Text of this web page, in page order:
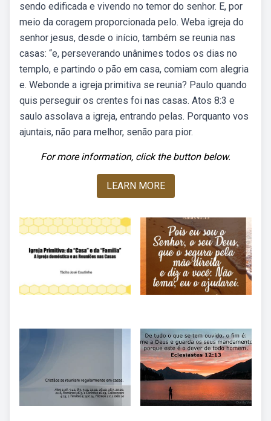
sendo edificada e vivendo no temor do senhor. E, por
meio da coragem proporcionada pelo. Weba igreja do
senhor jesus, desde o início, também se reunia nas
casas: “e, perseverando unânimes todos os dias no
templo, e partindo o pão em casa, comiam com alegria
e. Webonde a igreja primitiva se reunia? Paulo quando
quis perseguir os crentes foi nas casas. Atos 8:3 e
saulo assolava a igreja, entrando pelas. Porquanto vos
ajuntais, não para melhor, senão para pior.
For more information, click the button below.
LEARN MORE